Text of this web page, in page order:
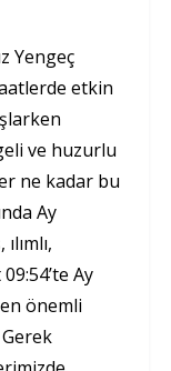
Yengeç
etkin
ve huzurlu
ne kadar bu
Ay
Ay
önemli